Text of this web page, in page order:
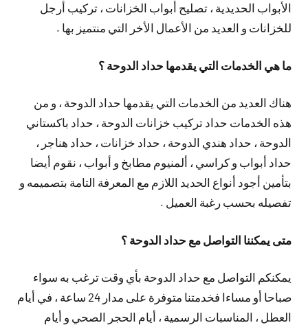
الأبواب الحديدية ، تصليح أبواب الخزانات ، تركيب أرجل
للخزانات و العديد من الأعمال الأخر التي منتميز بها .
ما هي الخدمات التي يقدمها حداد الدوحة ؟
هناك العديد من الخدمات التي يقدمها حداد الدوحة ، و من
هذه الخدمات حداد تركيب خزانات الدوحة ، حداد باكستاني
الدوحة ، حداد هندي الدوحة ، حداد خزانات ، حداد هناجر ،
حداد أبواب و كراسي ، ألمنيوم مطابخ و أبواب ، نقوم أيضا
بتأمين أجود أنواع الحديد اللازم مع المعرفة التامة بتصميمه و
تفصيله بحسب رغبة العميل .
متى يمكننا التواصل مع حداد الدوحة ؟
يمكنكم التواصل مع حداد الدوحة بأي وقت ترغب به سواء
صباحا أو مساءا فخدمتنا متوفرة على مدار 24 ساعة ، في أيام
العطل ، المناسبات الرسمية ، أيام الحجر الصحي و أيام